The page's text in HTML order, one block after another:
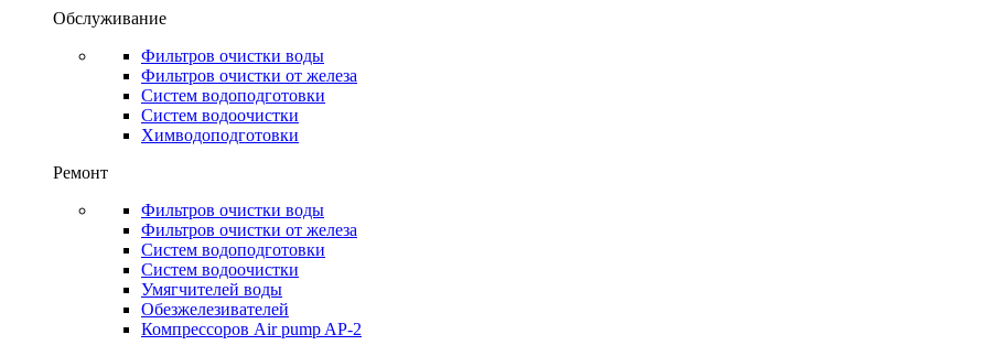
Обслуживание
Фильтров очистки воды
Фильтров очистки от железа
Систем водоподготовки
Систем водоочистки
Химводоподготовки
Ремонт
Фильтров очистки воды
Фильтров очистки от железа
Систем водоподготовки
Систем водоочистки
Умягчителей воды
Обезжелезивателей
Компрессоров Air pump AP-2